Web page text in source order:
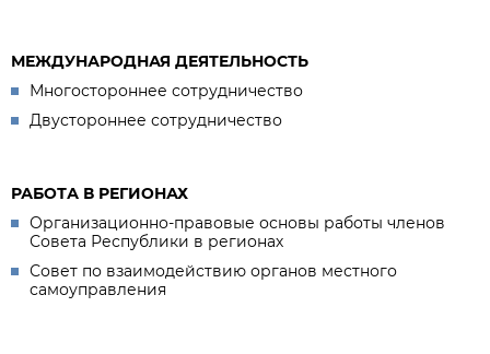
МЕЖДУНАРОДНАЯ ДЕЯТЕЛЬНОСТЬ
Многостороннее сотрудничество
Двустороннее сотрудничество
РАБОТА В РЕГИОНАХ
Организационно-правовые основы работы членов
Совета Республики в регионах
Совет по взаимодействию органов местного
самоуправления